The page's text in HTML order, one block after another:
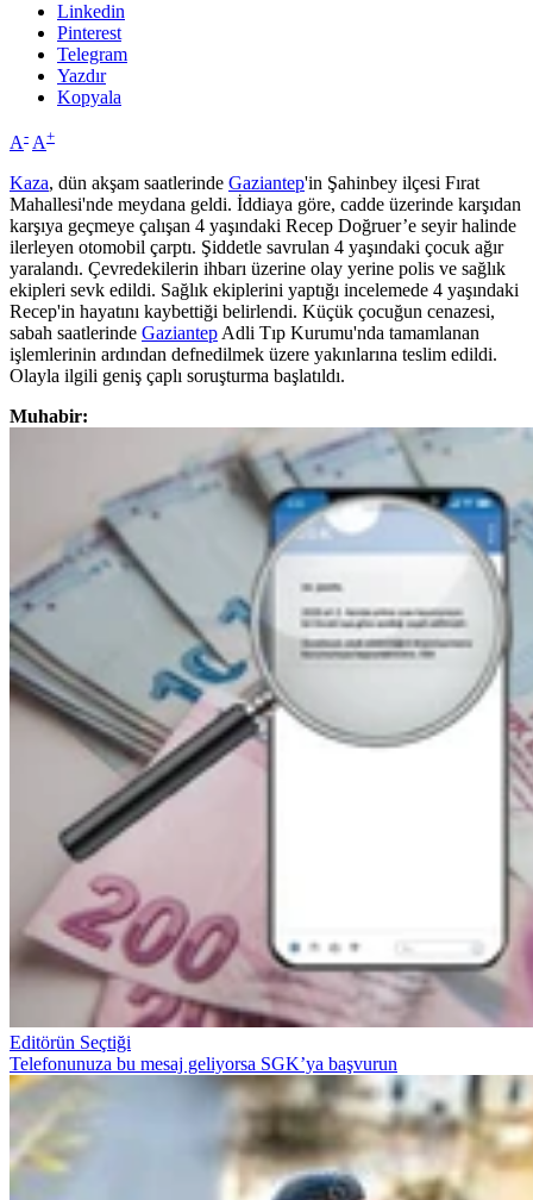
Linkedin
Pinterest
Telegram
Yazdır
Kopyala
A- A+
Kaza, dün akşam saatlerinde Gaziantep'in Şahinbey ilçesi Fırat
Mahallesi'nde meydana geldi. İddiaya göre, cadde üzerinde karşıdan
karşıya geçmeye çalışan 4 yaşındaki Recep Doğruer’e seyir halinde
ilerleyen otomobil çarptı. Şiddetle savrulan 4 yaşındaki çocuk ağır
yaralandı. Çevredekilerin ihbarı üzerine olay yerine polis ve sağlık
ekipleri sevk edildi. Sağlık ekiplerini yaptığı incelemede 4 yaşındaki
Recep'in hayatını kaybettiği belirlendi. Küçük çocuğun cenazesi,
sabah saatlerinde GaziantepAdli Tıp Kurumu'nda tamamlanan
işlemlerinin ardından defnedilmek üzere yakınlarına teslim edildi.
Olayla ilgili geniş çaplı soruşturma başlatıldı.
Muhabir:
Editörün Seçtiği
Telefonunuza bu mesaj geliyorsa SGK’ya başvurun